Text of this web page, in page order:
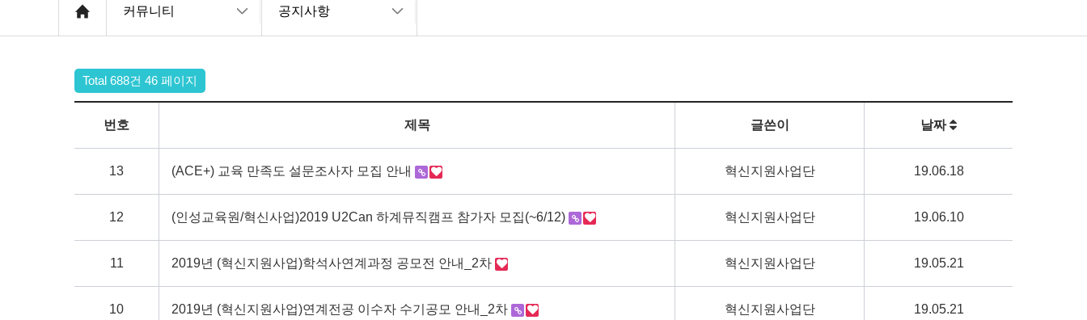
커뮤니티 공지사항
Total 688건 46 페이지
번호 제목 글쓴이 날짜
13 (ACE+) 교육 만족도 설문조사자 모집 안내 혁신지원사업단 19.06.18
12 (인성교육원/혁신사업)2019 U2Can 하계뮤직캠프 참가자 모집(~6/12) 혁신지원사업단 19.06.10
11 2019년 (혁신지원사업)학석사연계과정 공모전 안내_2차 혁신지원사업단 19.05.21
10 2019년 (혁신지원사업)연계전공 이수자 수기공모 안내_2차 혁신지원사업단 19.05.21